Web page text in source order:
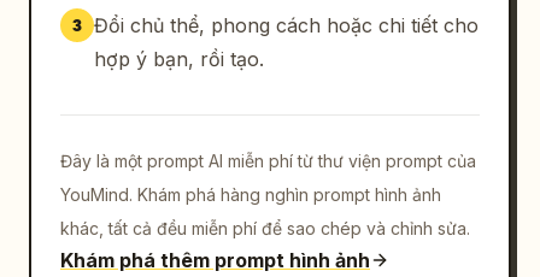
3 Đổi chủ thể, phong cách hoặc chi tiết cho
hợp ý bạn, rồi tạo.
Đây là một prompt AI miễn phí từ thư viện prompt của
YouMind. Khám phá hàng nghìn prompt hình ảnh
khác, tất cả đều miễn phí để sao chép và chỉnh sửa.
Khám phá thêm prompt hình ảnh